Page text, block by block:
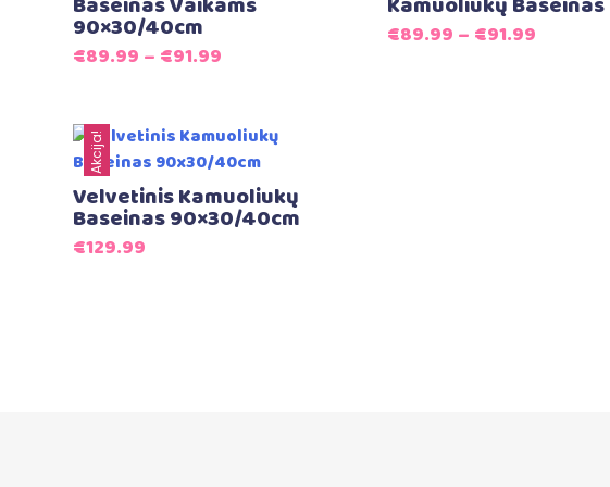
90×30/40cm
€89.99 – €91.99
€89.99 – €91.99
Akcija!
Velvetinis Kamuoliukų
Baseinas 90×30/40cm
€129.99